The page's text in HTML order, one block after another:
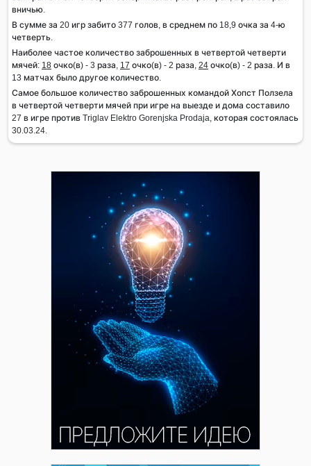
вничью.
В сумме за 20 игр забито 377 голов, в среднем по 18,9 очка за 4-ю
четверть.
Наиболее частое количество заброшенных в четвертой четверти
мячей: 18 очко(в) - 3 раза, 17 очко(в) - 2 раза, 24 очко(в) - 2 раза. И в
13 матчах было другое количество.
Самое большое количество заброшенных командой Хопст Ползела
в четвертой четверти мячей при игре на выезде и дома составило
27 в игре против Triglav Elektro Gorenjska Prodaja, которая состоялась
30.03.24.